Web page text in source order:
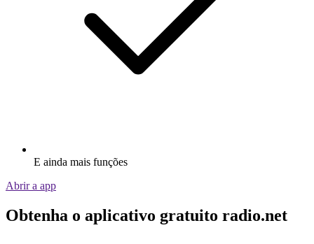
E ainda mais funções
Abrir a app
Obtenha o aplicativo gratuito radio.net